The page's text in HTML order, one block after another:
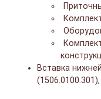
Вставка